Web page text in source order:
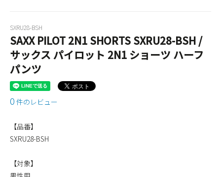
SXRU28-BSH
SAXX PILOT 2N1 SHORTS SXRU28-BSH /
サックス パイロット 2N1 ショーツ ハーフ
パンツ
0 件のレビュー
【品番】
SXRU28-BSH
【対象】